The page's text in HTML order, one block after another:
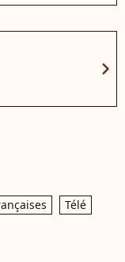
chevron_right
Télé